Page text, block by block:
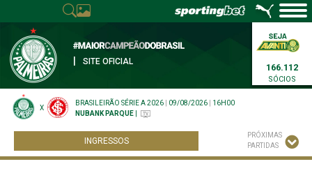
SITE OFICIAL
166.112
SÓCIOS
X
BRASILEIRÃO SÉRIE A 2026 09/08/2026
16H00
NUBANK PARQUE
INGRESSOS
PRÓXIMAS
PARTIDAS